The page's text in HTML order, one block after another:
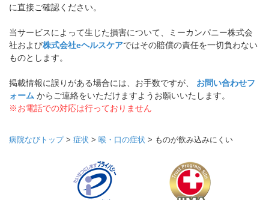
に直接ご確認ください。
当サービスによって生じた損害について、ミーカンパニー株式会
社および株式会社eヘルスケアではその賠償の責任を一切負わない
ものとします。
掲載情報に誤りがある場合には、お手数ですが、 お問い合わせフ
ォーム からご連絡をいただけますようお願いいたします。
※お電話での対応は行っておりません
病院なびトップ> 症状 > 喉・口の症状 > ものが飲み込みにくい